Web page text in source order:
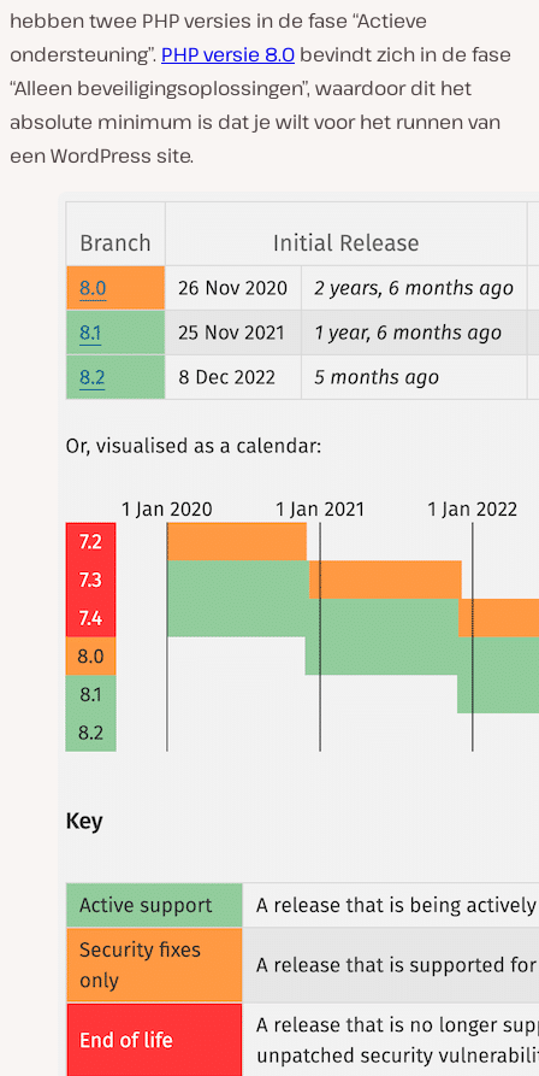
hebben twee PHP versies in de fase “Actieve
ondersteuning”. PHP versie 8.0 bevindt zich in de fase
“Alleen beveiligingsoplossingen”, waardoor dit het
absolute minimum is dat je wilt voor het runnen van
een WordPress site.